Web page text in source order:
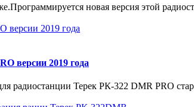
новая версия этой
версии 2019 года
радиостанции Терек РК-322 DMR PRO